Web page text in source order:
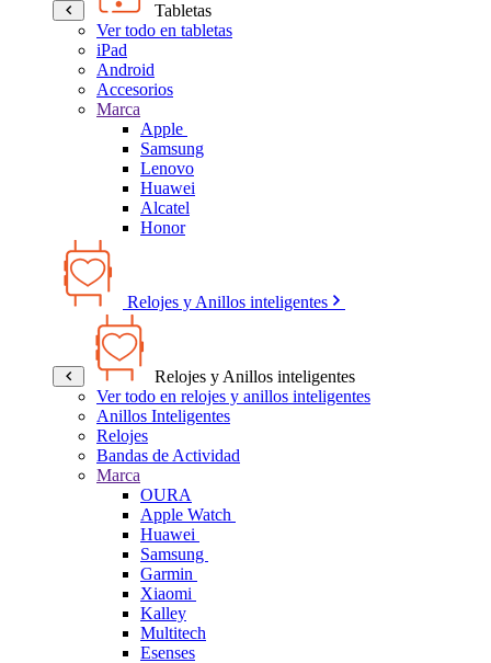
Tabletas
Ver todo en tabletas
iPad
Android
Accesorios
Marca
Apple
Samsung
Lenovo
Huawei
Alcatel
Honor
Relojes y Anillos inteligentes
Relojes y Anillos inteligentes
Ver todo en relojes y anillos inteligentes
Anillos Inteligentes
Relojes
Bandas de Actividad
Marca
OURA
Apple Watch
Huawei
Samsung
Garmin
Xiaomi
Kalley
Multitech
Esenses